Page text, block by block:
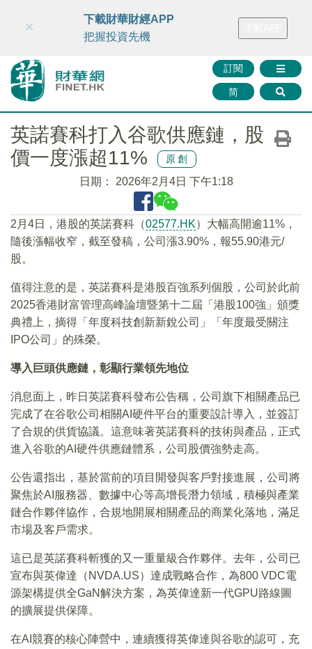
財華智庫網 FINTV FINMETA 財華證券 媒體矩陣
訂閱
简
×
下載財華財經APP
把握投資先機
英諾賽科打入谷歌供應鏈，股
價一度漲超11%
原創
日期： 2026年2月4日 下午1:18
2月4日，港股的英諾賽科（02577.HK）大幅高開逾11%，
隨後漲幅收窄，截至發稿，公司漲3.90%，報55.90港元/
股。
值得注意的是，英諾賽科是港股百強系列個股，公司於此前
2025香港財富管理高峰論壇暨第十二屆「港股100強」頒獎
典禮上，摘得「年度科技創新新銳公司」「年度最受關注
IPO公司」的殊榮。
導入巨頭供應鏈，彰顯行業領先地位
消息面上，昨日英諾賽科發布公告稱，公司旗下相關產品已
完成了在谷歌公司相關AI硬件平台的重要設計導入，並簽訂
了合規的供貨協議。這意味著英諾賽科的技術與產品，正式
進入谷歌的AI硬件供應鏈體系，公司股價強勢走高。
公告還指出，基於當前的項目開發與客戶對接進展，公司將
聚焦於AI服務器、數據中心等高增長潛力領域，積極與產業
鏈合作夥伴協作，合規地開展相關產品的商業化落地，滿足
市場及客戶需求。
這已是英諾賽科斬獲的又一重量級合作夥伴。去年，公司已
宣布與英偉達（NVDA.US）達成戰略合作，為800 VDC電
源架構提供全GaN解決方案，為英偉達新一代GPU路線圖
的擴展提供保障。
在AI競賽的核心陣營中，連續獲得英偉達與谷歌的認可，充